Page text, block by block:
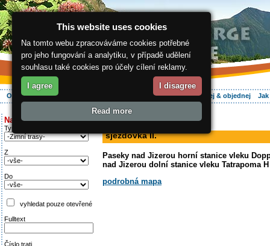
O regionu Aktivně Ubytování Hledej & objednej
Najděte si:
Typ trati
Z
Do
vyhledat pouze otevřené
Fulltext
Číslo trati
ergis.cz>
sjezdovka II.
Paseky nad Jizerou horní stanice vleku
nad Jizerou dolní stanice vleku Tatrapoma H
podrobná mapa
This website uses cookies
Na tomto webu zpracováváme cookies potřebné
pro jeho fungování a analytiku, v případě udělení
souhlasu také cookies pro účely cílení reklamy.
I agree I disagree
Read more